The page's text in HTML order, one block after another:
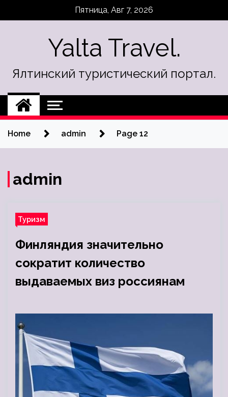
Пятница, Авг 7, 2026
Yalta Travel.
Ялтинский туристический портал.
Home admin Page 12
admin
Туризм
Финляндия значительно
сократит количество
выдаваемых виз россиянам